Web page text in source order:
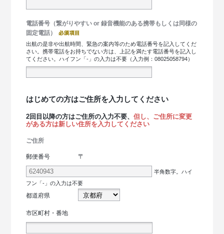
電話番号（繋がりやすい or 録音機能のある携帯もしくは同様の
固定電話）
出航の是非や出航時間、緊急の案内等のため電話番号を記入してくだ
さい。携帯電話をお持ちでない方は、上記を満たす電話番号を記入し
てください。ハイフン「-」の入力は不要（入力例：08025058794）
はじめての方はご住所を入力してください
2回目以降の方はご住所の入力不要、但し、ご住所に変更
がある方は新しい住所を入力してください
ご住所
郵便番号 〒
半角数字。ハイ
フン「-」の入力は不要
都道府県
市区町村・番地